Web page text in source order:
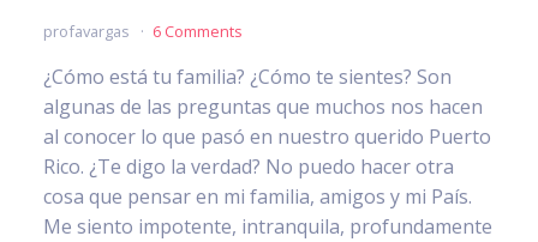
profavargas 6 Comments
¿Cómo está tu familia? ¿Cómo te sientes? Son
algunas de las preguntas que muchos nos hacen
al conocer lo que pasó en nuestro querido Puerto
Rico. ¿Te digo la verdad? No puedo hacer otra
cosa que pensar en mi familia, amigos y mi País.
Me siento impotente, intranquila, profundamente